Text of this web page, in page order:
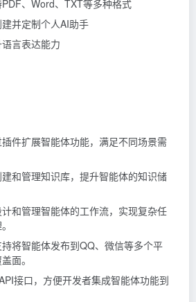
、Word、TXT等多种格式
并定制个人AI助手
言表达能力
插件扩展智能体功能，满足不同场景需
建和管理知识库，提升智能体的知识储
计和管理智能体的工作流，实现复杂任
持将智能体发布到QQ、微信等多个平
面。
接口，方便开发者集成智能体功能到